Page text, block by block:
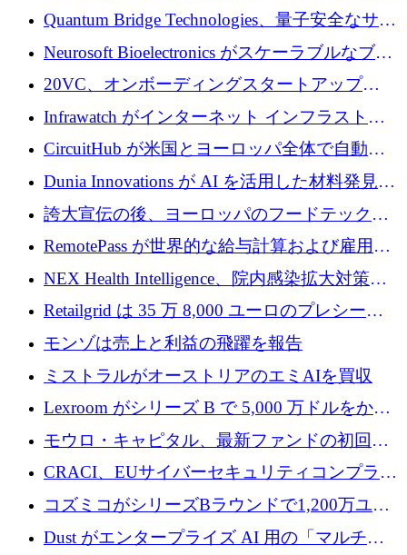
ラットフォームを拡大するために 4,000 万ド
ルを調達
Quantum Bridge Technologies、量子安全なサイ
バーセキュリティ インフラストラクチャの拡
張にシリーズ A で 800 万ドルを投入
Neurosoft Bioelectronics がスケーラブルなブレ
イン コンピューター インターフェイスのため
に 750 万ドルを調達
20VC、オンボーディングスタートアップ
Prelude へのシリーズ A 投資で 2,000 万ドルを
Infrawatch がインターネット インフラストラ
クチャ インテリジェンス向けに 300 万ドルの
プレシードを確保
CircuitHub が米国とヨーロッパ全体で自動電
子機器製造を拡大するために 2,800 万ドルを
Dunia Innovations が AI を活用した材料発見を
産業化するために 2 億 8,000 万ユーロのベル
リン GigaLab を発表
誇大宣伝の後、ヨーロッパのフードテックセ
クターはファンダメンタルズを中心に再構築
RemotePass が世界的な給与計算および雇用プ
ラットフォームを拡大するために 1,740 万ド
NEX Health Intelligence、院内感染拡大対策に
100万ユーロを確保
Retailgrid は 35 万 8,000 ユーロのプレシード
ラウンドで小売業のスプレッドシートをター
ゲットにしています
モンゾは売上と利益の飛躍を報告
ミストラルがオーストリアのエミAIを買収
Lexroom がシリーズ B で 5,000 万ドルをかけ
てヨーロッパ大陸法用の法律 AI を構築
モウロ・キャピタル、最新ファンドの初回ク
ローズで4億ドルを確保
CRACI、EUサイバーセキュリティコンプライ
アンスプラットフォームのために140万ユーロ
コズミコがシリーズBラウンドで1,200万ユー
ロを調達
Dust がエンタープライズ AI 用の「マルチプ